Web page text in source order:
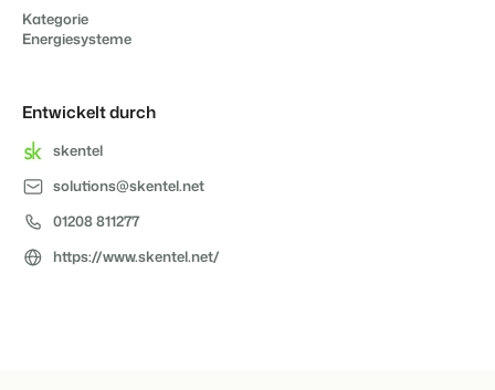
Kategorie
Energiesysteme
Entwickelt durch
skentel
solutions@skentel.net
01208 811277
https://www.skentel.net/